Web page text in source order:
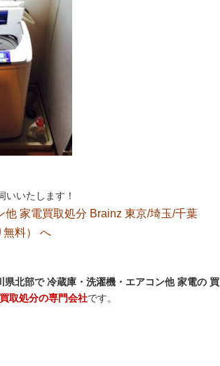
いたします！
家電買取処分 Brainz 東京/埼玉/千葉
料）
へ
北部で 冷蔵庫・洗濯機・エアコン他 家電の 買
取処分の専門会社です。